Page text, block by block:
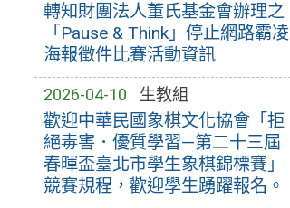
轉知財團法人董氏基金會辦理之
「Pause & Think」停止網路霸凌
海報徵件比賽活動資訊
2026-04-10 生教組
歡迎中華民國象棋文化協會「拒
絕毒害．優質學習—第二十三屆
春暉盃臺北市學生象棋錦標賽」
競賽規程，歡迎學生踴躍報名。